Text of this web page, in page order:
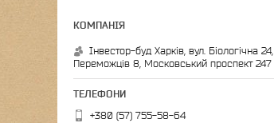
Інвестор-буд Харків, вул. Біологічна 24,
Переможців 8, Московський проспект 247
+380 (57) 755-58-64